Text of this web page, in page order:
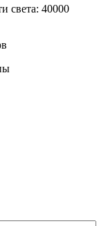
света: 40000